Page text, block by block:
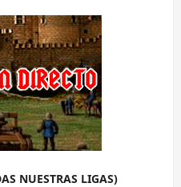
NUESTRAS LIGAS)